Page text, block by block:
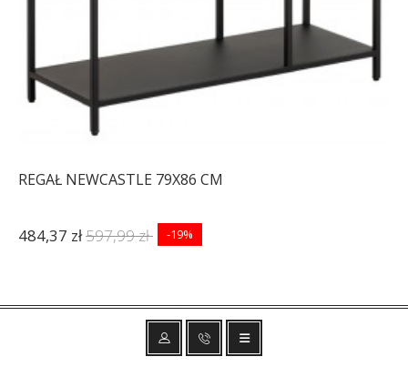
REGAŁ NEWCASTLE 79X86 CM
484,37 zł597,99 zł -19%